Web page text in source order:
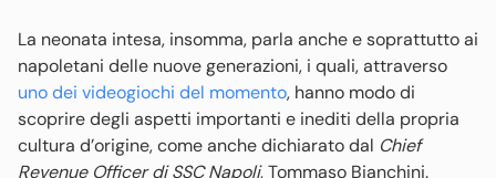
La neonata intesa, insomma, parla anche e soprattutto ai
napoletani delle nuove generazioni, i quali, attraverso
uno dei videogiochi del momento, hanno modo di
scoprire degli aspetti importanti e inediti della propria
cultura d’origine, come anche dichiarato dal Chief
Revenue Officer di SSC Napoli, Tommaso Bianchini.